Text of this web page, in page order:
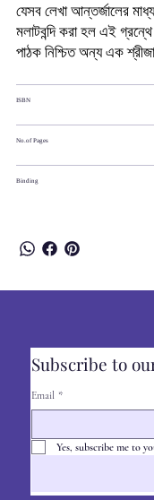
যেসব লেখা আন্তর্জালের
মলাটবন্দি করা হল এই
পাঠক নিশ্চিত অন্য এক
ISBN
No.of Pages
Binding
Subscribe to
Email *
Yes, subscribe me to